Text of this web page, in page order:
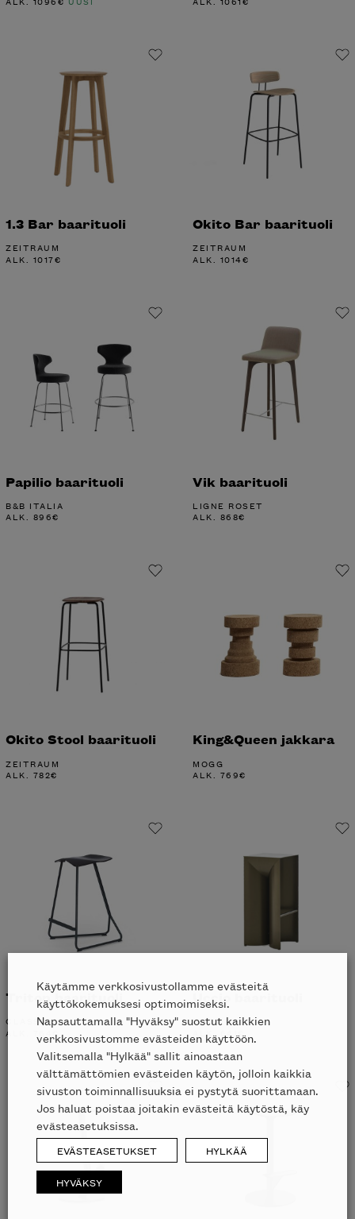
1.3 Bar baarituoli
ZEITRAUM
ALK. 1017€
Okito Bar baarituoli
ZEITRAUM
ALK. 1014€
Papilio baarituoli
B&B ITALIA
ALK. 896€
Vik baarituoli
LIGNE ROSET
ALK. 868€
Okito Stool baarituoli
ZEITRAUM
ALK. 782€
King&Queen jakkara
MOGG
ALK. 769€
Triton baarituoli
CLASSICON
ALK. 764€
Uccio baarituoli
MOGG
ALK. 641€
Käytämme verkkosivustollamme evästeitä
käyttökokemuksesi optimoimiseksi.
Napsauttamalla "Hyväksy" suostut kaikkien
verkkosivustomme evästeiden käyttöön.
Valitsemalla "Hylkää" sallit ainoastaan
välttämättömien evästeiden käytön, jolloin kaikkia
sivuston toiminnallisuuksia ei pystytä suorittamaan.
Jos haluat poistaa joitakin evästeitä käytöstä, käy
evästeasetuksissa.
EVÄSTEASETUKSET HYLKÄÄ
HYVÄKSY